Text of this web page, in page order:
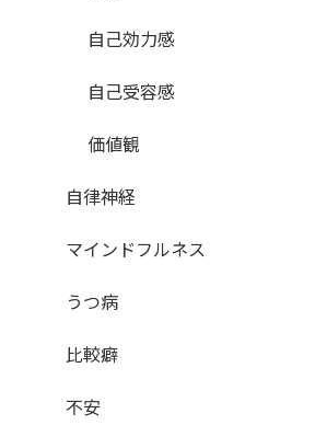
自己効力感
自己受容感
価値観
自律神経
マインドフルネス
うつ病
比較癖
不安